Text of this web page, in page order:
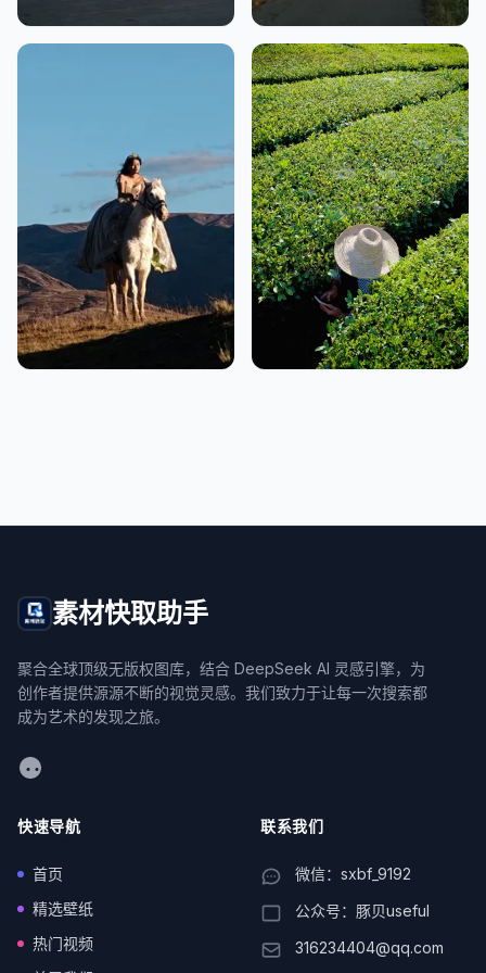
素材快取助手
聚合全球顶级无版权图库，结合 DeepSeek AI 灵感引擎，为
创作者提供源源不断的视觉灵感。我们致力于让每一次搜索都
成为艺术的发现之旅。
WeChat
快速导航
首页
精选壁纸
热门视频
联系我们
微信：sxbf_9192
公众号：豚贝useful
316234404@qq.com